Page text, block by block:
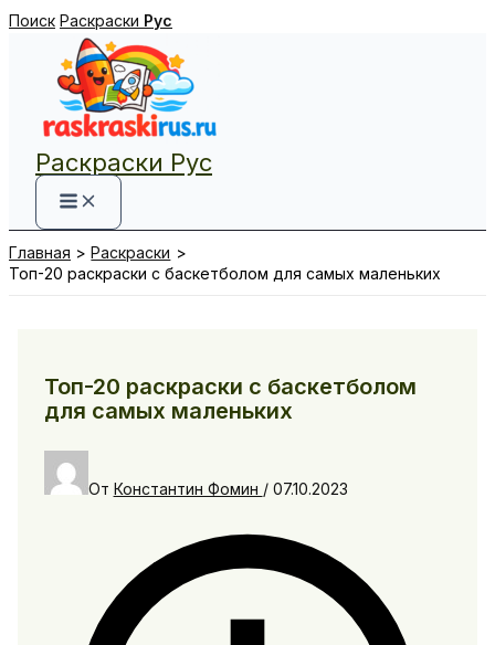
Перейти
содержимому
Поиск Раскраски Рус
Раскраски Рус
Главная
Раскраски
Топ-20 раскраски с баскетболом для самых маленьких
Топ-20 раскраски с баскетболом
для самых маленьких
От Константин Фомин / 07.10.2023